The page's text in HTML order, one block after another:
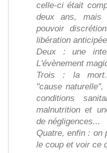
celle-ci était
deux ans, mais
pouvoir
libération
Deux : une
L'évènement
Trois : la mort.
"cause
conditions
malnutrition et
de négligences...
Quatre, enfin : on
le coup et voir ce